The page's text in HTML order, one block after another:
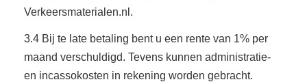
Verkeersmaterialen.nl.
3.4 Bij te late betaling bent u een rente van 1% per
maand verschuldigd. Tevens kunnen administratie-
en incassokosten in rekening worden gebracht.